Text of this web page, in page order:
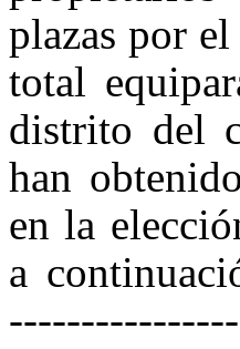
plazas por
total
distrito del
han
en la
a